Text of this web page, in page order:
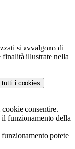
si avvalgono di
finalità illustrate nella
tutti i cookies
cookie consentire.
il funzionamento della
potete